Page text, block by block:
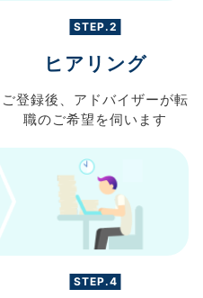
STEP.2
ヒアリング
ご登録後、 アドバイザーが転
職のご希望を伺います
STEP.4